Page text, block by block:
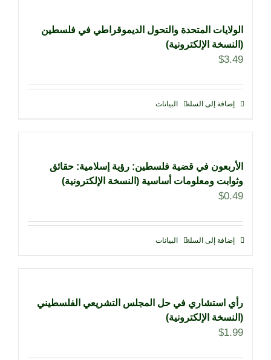
الولايات المتحدة والتحول الديموقراطي في فلسطين
(النسخة الإلكترونية)
$3.49
إضافة إلى السلة البيانات
الأربعون في قضية فلسطين: رؤية إسلامية: حقائق
وثوابت ومعلومات أساسية (النسخة الإلكترونية)
$0.49
إضافة إلى السلة البيانات
رأي استشاري في حل المجلس التشريعي الفلسطيني
(النسخة الإلكترونية)
$1.99